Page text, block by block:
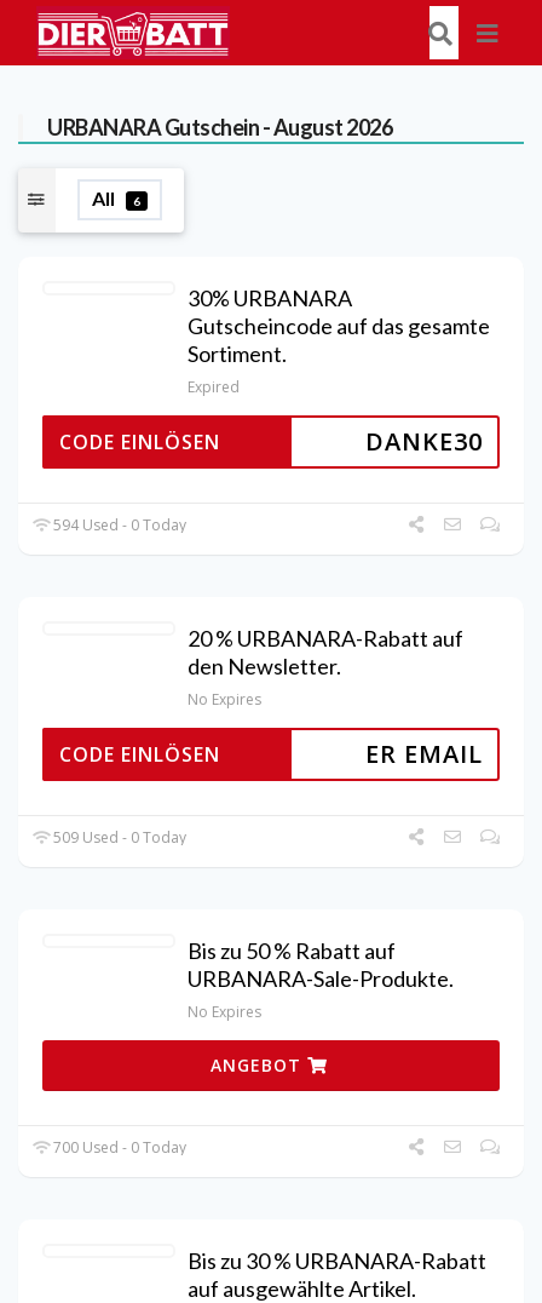
URBANARAGutschein - August 2026
All 6
30% URBANARA
Gutscheincode auf das gesamte
Sortiment.
Expired
DANKE30
CODE EINLÖSEN
594 Used - 0 Today
20 % URBANARA-Rabatt auf
den Newsletter.
No Expires
ER EMAIL
CODE EINLÖSEN
509 Used - 0 Today
Bis zu 50 % Rabatt auf
URBANARA-Sale-Produkte.
No Expires
ANGEBOT
700 Used - 0 Today
Bis zu 30 % URBANARA-Rabatt
auf ausgewählte Artikel.